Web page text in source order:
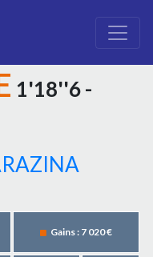
1'18''6 -
Gains : 7 020 €